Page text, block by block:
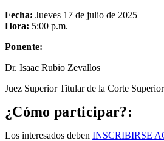
Fecha: Jueves 17 de julio de 2025
Hora: 5:00 p.m.
Ponente:
Dr. Isaac Rubio Zevallos
Juez Superior Titular de la Corte
¿Cómo participar?:
Los interesados deben INSCRIBIRSE